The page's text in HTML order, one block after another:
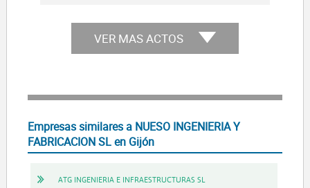
VER MAS ACTOS
Empresas similares a NUESO INGENIERIA Y
FABRICACION SL en Gijón
ATG INGENIERIA E INFRAESTRUCTURAS SL